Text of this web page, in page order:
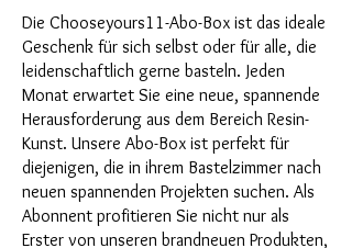
Die Chooseyours11-Abo-Box ist das ideale
Geschenk für sich selbst oder für alle, die
leidenschaftlich gerne basteln. Jeden
Monat erwartet Sie eine neue, spannende
Herausforderung aus dem Bereich Resin-
Kunst. Unsere Abo-Box ist perfekt für
diejenigen, die in ihrem Bastelzimmer nach
neuen spannenden Projekten suchen. Als
Abonnent profitieren Sie nicht nur als
Erster von unseren brandneuen Produkten,